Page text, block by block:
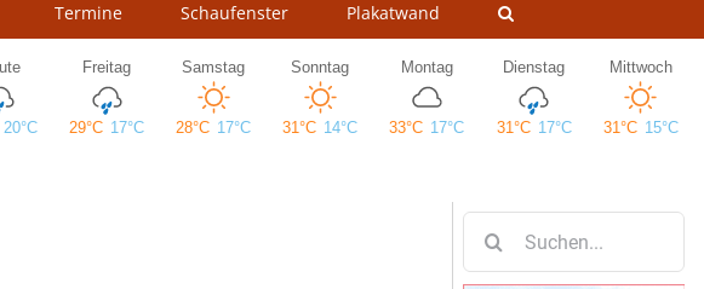
Termine Schaufenster Plakatwand
nach: